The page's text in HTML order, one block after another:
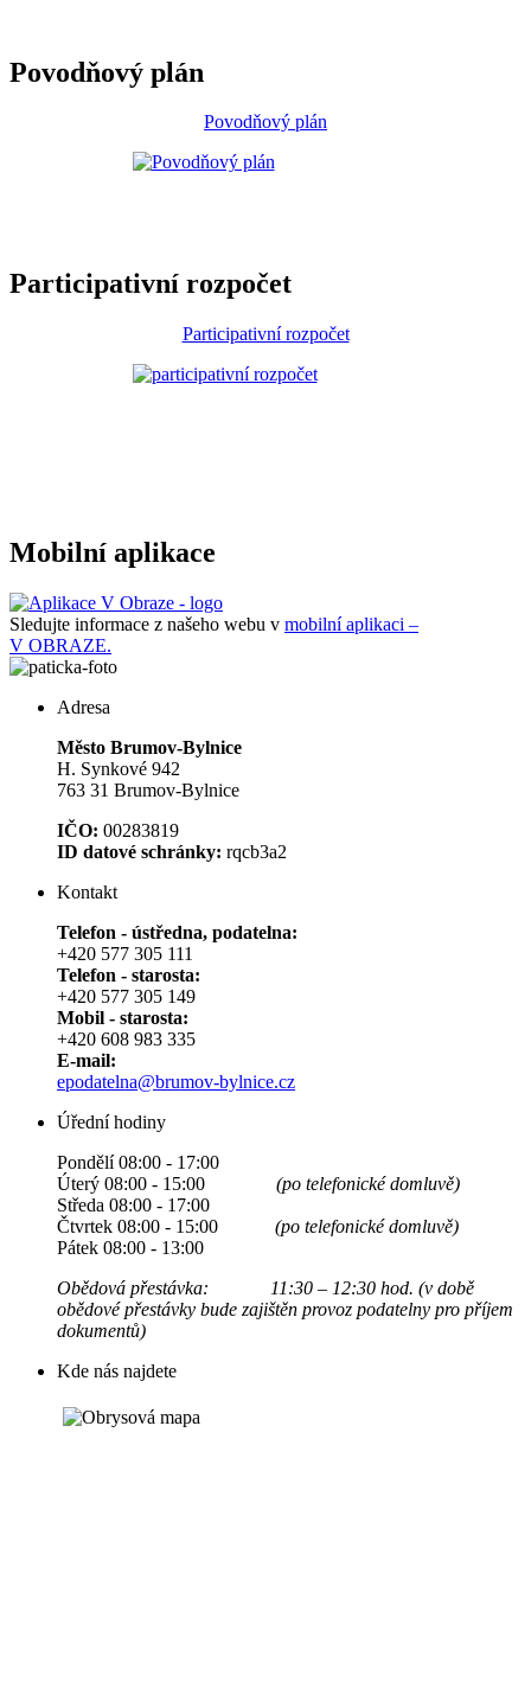
Povodňový plán
Povodňový plán
Participativní rozpočet
Participativní rozpočet
Mobilní aplikace
Sledujte informace z našeho webu v mobilní aplikaci –
V OBRAZE.
Adresa
Město Brumov-Bylnice
H. Synkové 942
763 31 Brumov-Bylnice
IČO: 00283819
ID datové schránky: rqcb3a2
Kontakt
Telefon - ústředna, podatelna:
+420 577 305 111
Telefon - starosta:
+420 577 305 149
Mobil - starosta:
+420 608 983 335
E-mail:
epodatelna@brumov-bylnice.cz
Úřední hodiny
Pondělí 08:00 - 17:00
Úterý 08:00 - 15:00 (po telefonické domluvě)
Středa 08:00 - 17:00
Čtvrtek 08:00 - 15:00 (po telefonické domluvě)
Pátek 08:00 - 13:00
Obědová přestávka: 11:30 – 12:30 hod. (v době
obědové přestávky bude zajištěn provoz podatelny pro příjem
dokumentů)
Kde nás najdete